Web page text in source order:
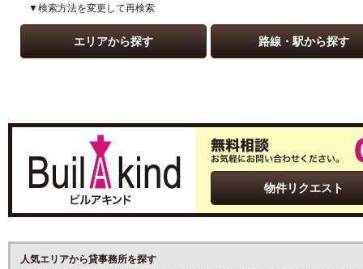
▼検索方法を変更して再検索
エリアから探す 路線・駅から探す
物件リクエスト
人気エリアから貸事務所を探す